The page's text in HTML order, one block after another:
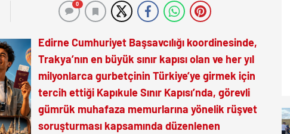
0
Edirne Cumhuriyet Başsavcılığı koordinesinde,
Trakya’nın en büyük sınır kapısı olan ve her yıl
milyonlarca gurbetçinin Türkiye’ye girmek için
tercih ettiği Kapıkule Sınır Kapısı’nda, görevli
gümrük muhafaza memurlarına yönelik rüşvet
soruşturması kapsamında düzenlenen